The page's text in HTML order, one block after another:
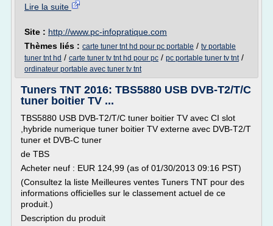
Lire la suite
Site : http://www.pc-infopratique.com
Thèmes liés : carte tuner tnt hd pour pc portable / tv portable
tuner tnt hd / carte tuner tv tnt hd pour pc / pc portable tuner tv tnt/
ordinateur portable avec tuner tv tnt
Tuners TNT 2016: TBS5880 USB DVB-T2/T/C
tuner boitier TV ...
TBS5880 USB DVB-T2/T/C tuner boitier TV avec CI slot
,hybride numerique tuner boitier TV externe avec DVB-T2/T
tuner et DVB-C tuner
de TBS
Acheter neuf : EUR 124,99 (as of 01/30/2013 09:16 PST)
(Consultez la liste Meilleures ventes Tuners TNT pour des
informations officielles sur le classement actuel de ce
produit.)
Description du produit